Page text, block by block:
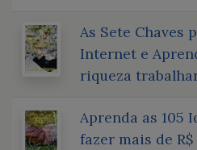
As Sete Chaves
Internet e
riqueza
Aprenda as 105
fazer mais de